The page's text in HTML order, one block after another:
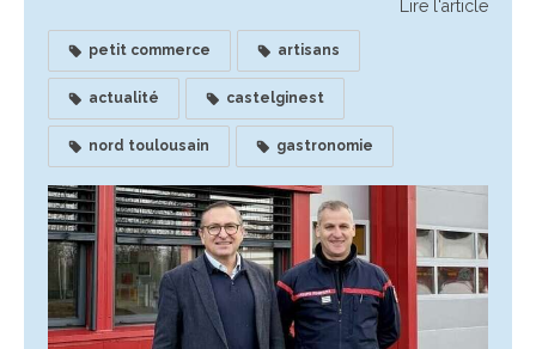
Lire l'article
petit commerce artisans
actualité castelginest
nord toulousain gastronomie